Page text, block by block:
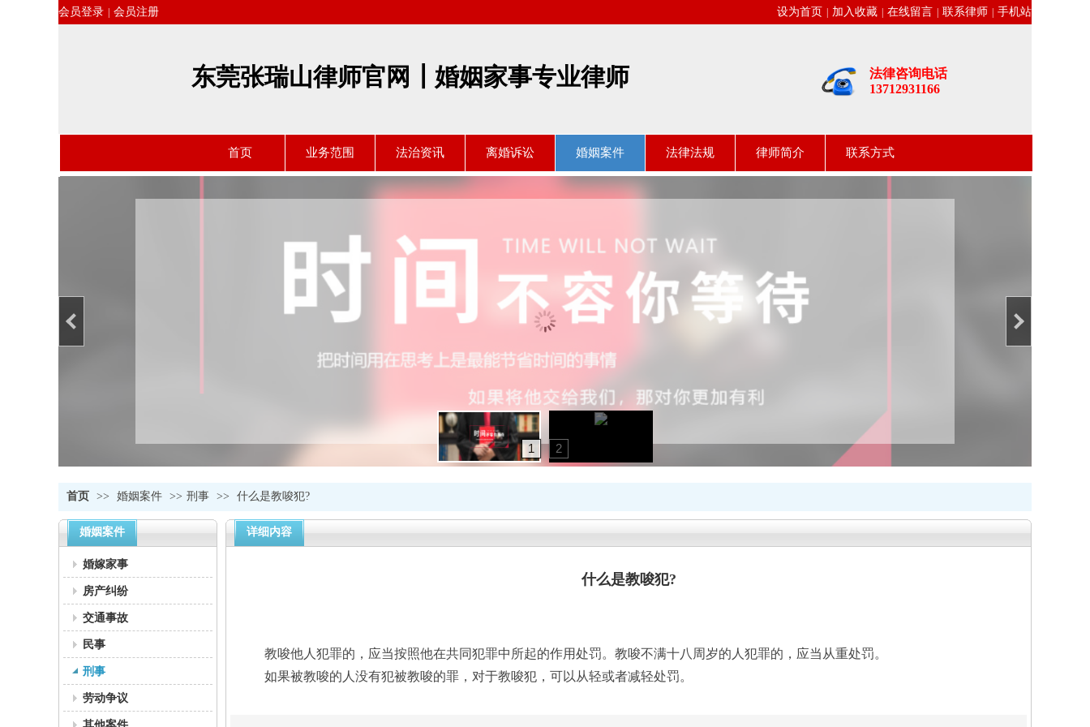
东莞张瑞山律师官网┃婚姻家事专业律师
法律咨询电话
13712931166
首页 业务范围 法治资讯 离婚诉讼 婚姻案件 法律法规 律师简介 联系方式
会员登录 会员注册 设为首页 加入收藏 在线留言 联系律师 手机站
1 2
首页 >> 婚姻案件 >> 刑事 >> 什么是教唆犯?
婚姻案件
婚嫁家事
房产纠纷
交通事故
民事
刑事
劳动争议
详细内容
什么是教唆犯?
教唆他人犯罪的，应当按照他在共同犯罪中所起的作用处罚。教唆不满十八周岁的人犯罪的，应当从重处罚。
如果被教唆的人没有犯被教唆的罪，对于教唆犯，可以从轻或者减轻处罚。